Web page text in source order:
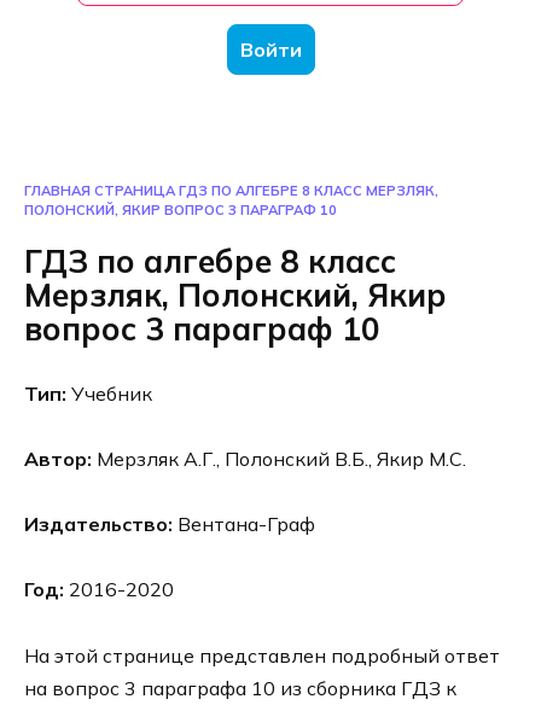
Войти
ГЛАВНАЯ СТРАНИЦА ГДЗ ПО АЛГЕБРЕ 8 КЛАСС МЕРЗЛЯК,
ПОЛОНСКИЙ, ЯКИР ВОПРОС 3 ПАРАГРАФ 10
ГДЗ по алгебре 8 класс
Мерзляк, Полонский, Якир
вопрос 3 параграф 10
Тип: Учебник
Автор: Мерзляк А.Г., Полонский В.Б., Якир М.С.
Издательство: Вентана-Граф
Год: 2016-2020
На этой странице представлен подробный ответ
на вопрос 3 параграфа 10 из сборника ГДЗ к